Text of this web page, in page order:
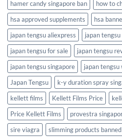
hamer candy singapore ban
how to
hsa approved supplements
hsa
japan tengsu aliexpress
japan
japan tengsu for sale
japan tengsu
japan tengsu singapore
japan tengsu
Japan Tengsu
k-y duration spray
kellett films
Kellett Films Price
Price Kellett Films
provestra
sire viagra
slimming products